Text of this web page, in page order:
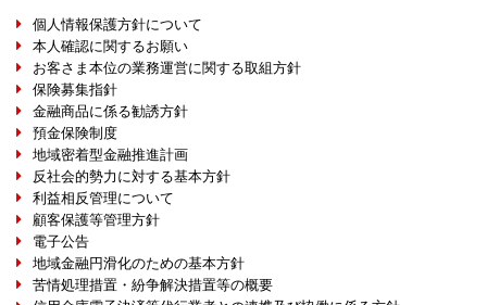
「特殊詐欺多発警報」発令に関するお知らせ
2026年6月10日 お知らせ
「ボーナス預金限定キャンペーン」（期間限定）の取扱い
について
2026年6月10日 お知らせ
「淡信特別定期預金」（期間限定）の取扱いについて
2026年6月1日 お知らせ
為替手数料改定のお知らせ
2026年4月21日 お知らせ
個人情報保護方針について
本人確認に関するお願い
お客さま本位の業務運営に関する取組方針
保険募集指針
金融商品に係る勧誘方針
預金保険制度
地域密着型金融推進計画
反社会的勢力に対する基本方針
利益相反管理について
顧客保護等管理方針
電子公告
地域金融円滑化のための基本方針
苦情処理措置・紛争解決措置等の概要